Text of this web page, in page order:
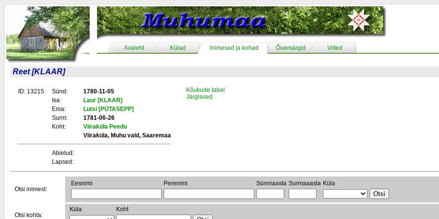
Avaleht Külad Inimesed ja kohad Õuemärgid Viited
Reet [KLAAR]
ID: 13215 Sünd:
1780-11-05
Isa:
Laur [KLAAR]
Ema:
Lutsi [PÜTASEPP]
Surm:
1781-06-26
Koht:
Viiraküla Peedu
Viiraküla, Muhu vald, Saaremaa
Abielud:
Lapsed:
Kõukude tabel
Järglased
Otsi inimest:
Eesnimi Perenimi Sünniaasta Surmaaasta Küla
Otsi kohta:
Küla Koht